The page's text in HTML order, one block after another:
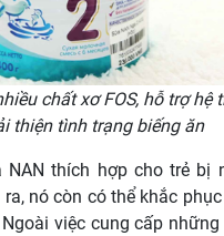
chất xơ FOS, hỗ trợ hệ
thiện tình trạng biếng ăn
NAN thích hợp cho trẻ bị
nó còn có thể khắc
việc cung cấp